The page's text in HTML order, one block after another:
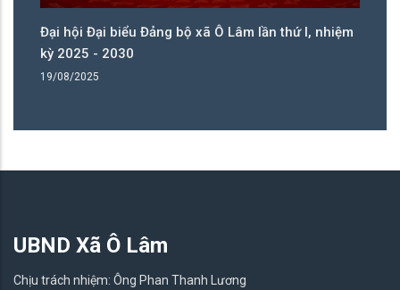
Đại hội Đại biểu Đảng bộ xã Ô Lâm lần thứ I, nhiệm
kỳ 2025 - 2030
19/08/2025
UBND Xã Ô Lâm
Chịu trách nhiệm: Ông Phan Thanh Lương